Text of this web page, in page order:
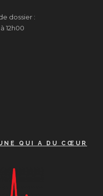
dossier :
12h00
QUI A DU CŒUR